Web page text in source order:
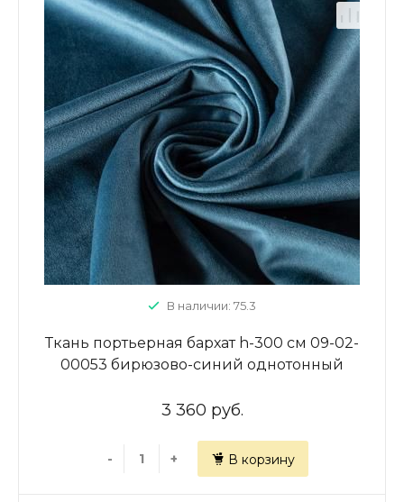
В наличии: 75.3
Ткань портьерная бархат h-300 см 09-02-
00053 бирюзово-синий однотонный
3 360 руб.
- + В корзину